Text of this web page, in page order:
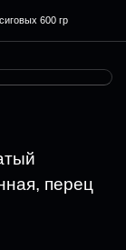
600 гр
перец